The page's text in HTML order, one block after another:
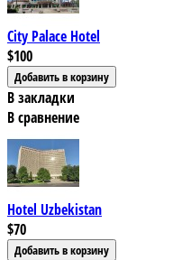
City Palace Hotel
$100
В закладки
В сравнение
Hotel Uzbekistan
$70